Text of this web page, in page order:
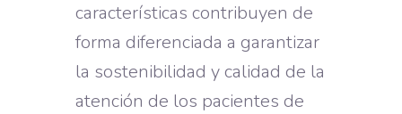
características contribuyen de
forma diferenciada a garantizar
la sostenibilidad y calidad de la
atención de los pacientes de